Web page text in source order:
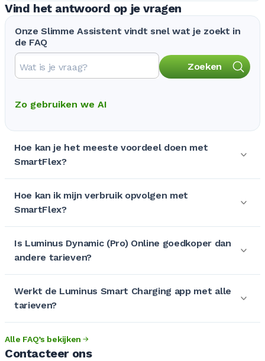
Vind het antwoord op je vragen
Onze Slimme Assistent vindt snel wat je zoekt in
de FAQ
Zoeken
Zo gebruiken we AI
Hoe kan je het meeste voordeel doen met
SmartFlex?
Hoe kan ik mijn verbruik opvolgen met
SmartFlex?
Is Luminus Dynamic (Pro) Online goedkoper dan
andere tarieven?
Werkt de Luminus Smart Charging app met alle
tarieven?
Alle FAQ’s bekijken
Contacteer ons